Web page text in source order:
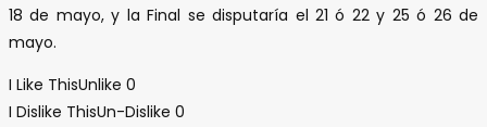
18 de mayo, y la Final se disputaría el 21 ó 22 y 25 ó 26 de
mayo.
I Like ThisUnlike 0
I Dislike ThisUn-Dislike 0